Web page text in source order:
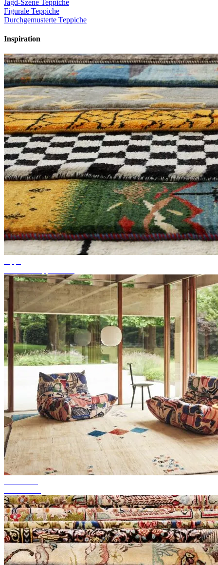
Jagd-Szene Teppiche
Figurale Teppiche
Durchgemusterte Teppiche
Inspiration